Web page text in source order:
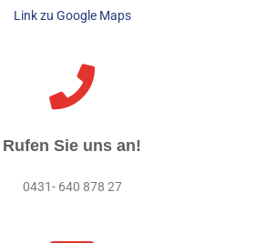
Link zu Google Maps
Rufen Sie uns an!
0431- 640 878 27